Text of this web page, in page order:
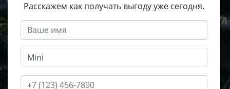
Расскажем как получать выгоду уже сегодня.